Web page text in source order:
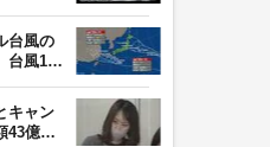
台風の
台風13
キャン
43億円